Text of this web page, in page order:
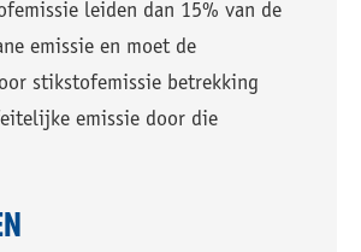
leiden dan 15% van de
emissie en moet de
stikstofemissie betrekking
emissie door die